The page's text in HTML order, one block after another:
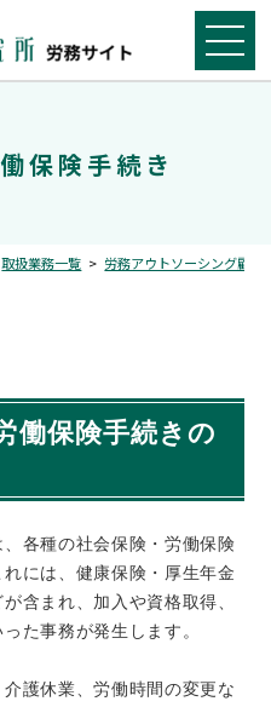
保険手続き
取扱業務一覧 > 労務アウトソーシング顧問
働保険手続きの
各種の社会保険・労働保険
には、健康保険・厚生年金
含まれ、加入や資格取得、
た事務が発生します。
護休業、労働時間の変更な